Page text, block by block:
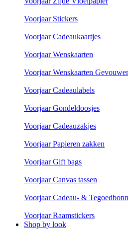
Voorjaar Stickers
Voorjaar Cadeaukaartjes
Voorjaar Wenskaarten
Voorjaar Wenskaarten
Voorjaar Cadeaulabels
Voorjaar Gondeldoosjes
Voorjaar Cadeauzakjes
Voorjaar Papieren zakken
Voorjaar Gift bags
Voorjaar Canvas tassen
Voorjaar Cadeau- &
Voorjaar Raamstickers
Shop by look